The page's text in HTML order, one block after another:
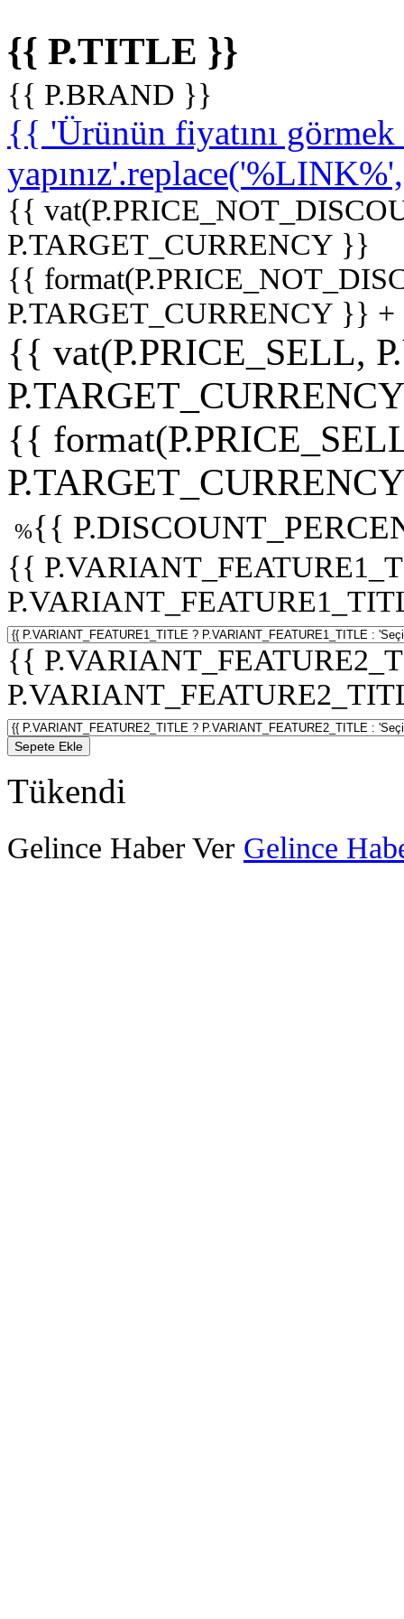
{{ P.TITLE }}
{{ P.BRAND }}
{{ 'Ürünün fiyatını
{{
P.TARGET_CURRENCY }}
{{
P.TARGET_CURRENCY }}
{{ vat(P.PRICE_SELL,
{{
%{{
{{
{{
Sepete Ekle
Tükendi
Gelince Haber Ver Gelince